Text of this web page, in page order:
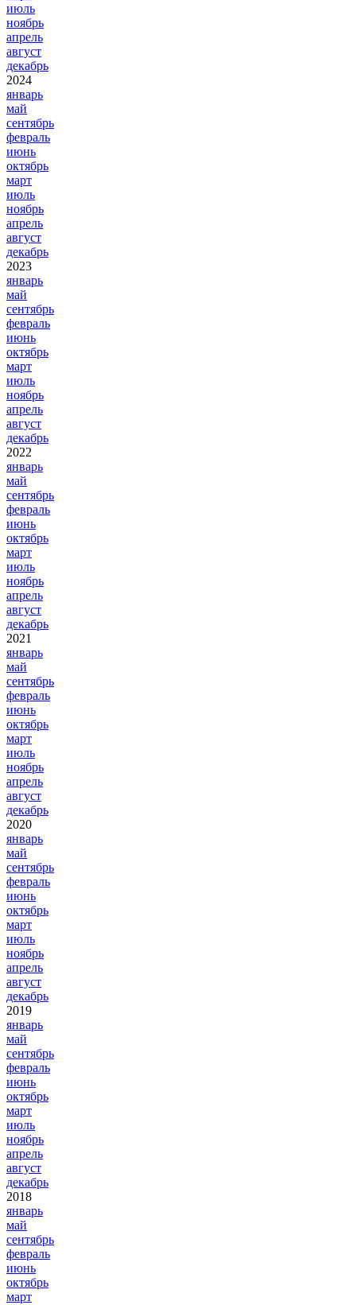
июль
ноябрь
апрель
август
декабрь
2024
январь
май
сентябрь
февраль
июнь
октябрь
март
июль
ноябрь
апрель
август
декабрь
2023
январь
май
сентябрь
февраль
июнь
октябрь
март
июль
ноябрь
апрель
август
декабрь
2022
январь
май
сентябрь
февраль
июнь
октябрь
март
июль
ноябрь
апрель
август
декабрь
2021
январь
май
сентябрь
февраль
июнь
октябрь
март
июль
ноябрь
апрель
август
декабрь
2020
январь
май
сентябрь
февраль
июнь
октябрь
март
июль
ноябрь
апрель
август
декабрь
2019
январь
май
сентябрь
февраль
июнь
октябрь
март
июль
ноябрь
апрель
август
декабрь
2018
январь
май
сентябрь
февраль
июнь
октябрь
март